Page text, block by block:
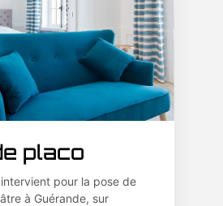
placo
pour la pose de
à Guérande, sur